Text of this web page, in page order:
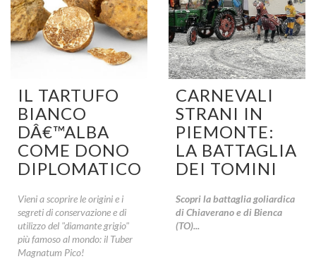
IL TARTUFO
BIANCO
DÂ€™ALBA
COME DONO
DIPLOMATICO
Vieni a scoprire le origini e i
segreti di conservazione e di
utilizzo del "diamante grigio"
più famoso al mondo: il Tuber
Magnatum Pico!
CARNEVALI
STRANI IN
PIEMONTE:
LA BATTAGLIA
DEI TOMINI
Scopri la battaglia goliardica
di Chiaverano e di Bienca
(TO)...